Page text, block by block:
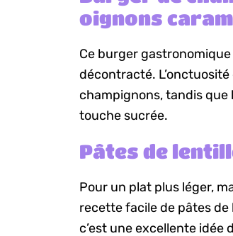
oignons
Ce burger
décontracté.
champignons, tandis
touche sucrée.
Pâtes de
Pour un plat plus léger,
recette facile de pâtes
c’est une excellente